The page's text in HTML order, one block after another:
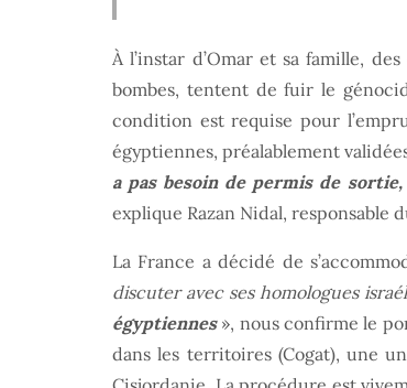
À l’instar d’Omar et sa famille,
bombes, tentent de fuir le
condition est requise pour
égyptiennes, préalablement
a pas besoin de permis de
explique Razan Nidal, responsable
La France a décidé de
discuter avec ses homologues
égyptiennes», nous confirme le
dans les territoires (Cogat), une